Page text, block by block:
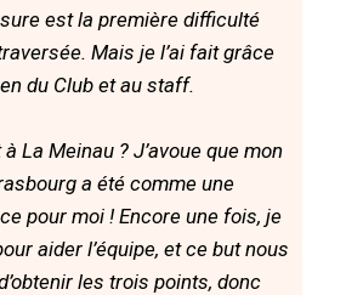
est la première difficulté
Mais je l’ai fait grâce
du Club et au staff.
La Meinau ? J’avoue que mon
a été comme une
pour moi ! Encore une fois, je
aider l’équipe, et ce but nous
les trois points, donc